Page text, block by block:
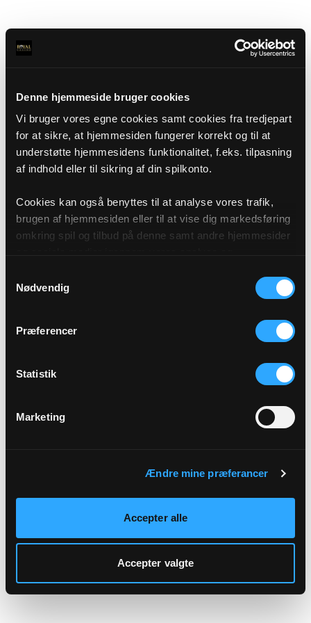
Denne hjemmeside bruger cookies
Vi bruger vores egne cookies samt cookies fra tredjepart
for at sikre, at hjemmesiden fungerer korrekt og til at
understøtte hjemmesidens funktionalitet, f.eks. tilpasning
af indhold eller til sikring af din spilkonto.
Cookies kan også benyttes til at analyse vores trafik,
brugen af hjemmesiden eller til at vise dig markedsføring
omkring spil og tilbud på denne samt andre hjemmesider
af cookies under "Detaljer" eller ved at klikke videre til
vores Cookiepolitik, som du finder i bunden af vores
Nødvendig
Præferencer
Statistik
Marketing
Ændre mine præferancer
Accepter alle
Accepter valgte